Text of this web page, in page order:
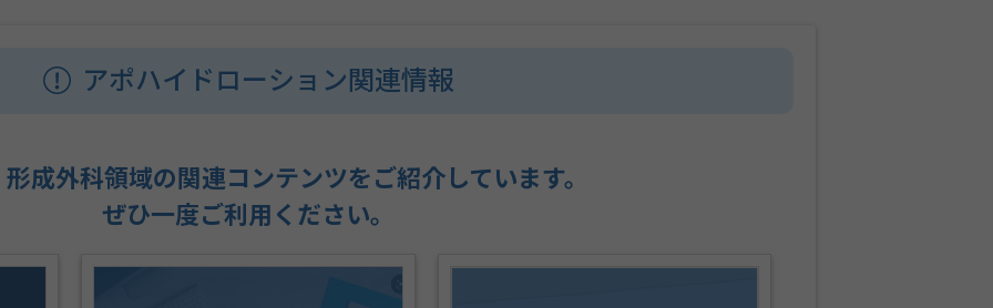
アポハイドローション関連情報
成外科領域の関連コンテンツをご紹介しています。
ぜひ一度ご利用ください。